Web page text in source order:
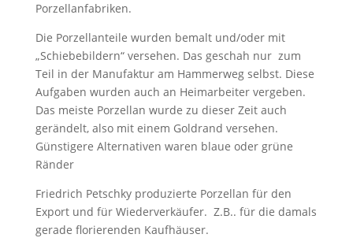
Porzellanfabriken.
Die Porzellanteile wurden bemalt und/oder mit
„Schiebebildern“ versehen. Das geschah nur zum
Teil in der Manufaktur am Hammerweg selbst. Diese
Aufgaben wurden auch an Heimarbeiter vergeben.
Das meiste Porzellan wurde zu dieser Zeit auch
gerändelt, also mit einem Goldrand versehen.
Günstigere Alternativen waren blaue oder grüne
Ränder
Friedrich Petschky produzierte Porzellan für den
Export und für Wiederverkäufer. Z.B.. für die damals
gerade florierenden Kaufhäuser.